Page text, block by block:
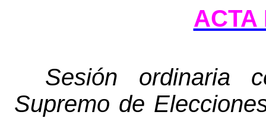
ACTA
Sesión ordinaria
Supremo de